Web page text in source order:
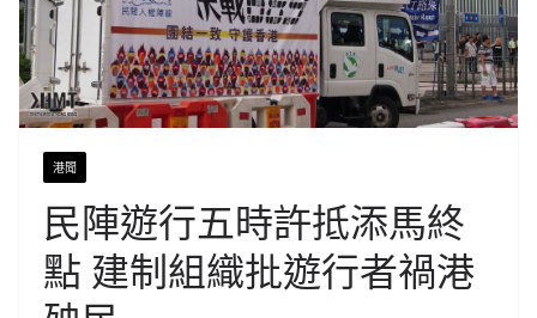
港聞
民陣遊行五時許抵添馬終
點 建制組織批遊行者禍港